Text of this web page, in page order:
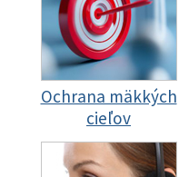
Ochrana mäkkých
cieľov